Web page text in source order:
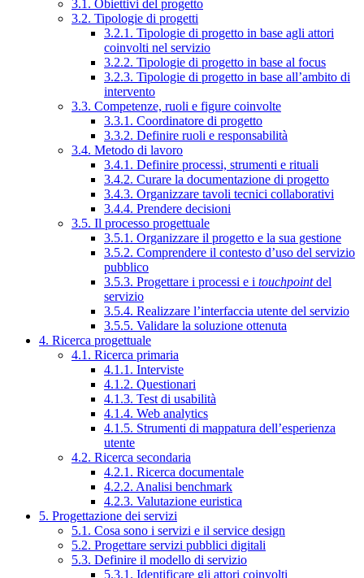
3.1. Obiettivi del progetto
3.2. Tipologie di progetti
3.2.1. Tipologie di progetto in base agli attori
coinvolti nel servizio
3.2.2. Tipologie di progetto in base al focus
3.2.3. Tipologie di progetto in base all’ambito di
intervento
3.3. Competenze, ruoli e figure coinvolte
3.3.1. Coordinatore di progetto
3.3.2. Definire ruoli e responsabilità
3.4. Metodo di lavoro
3.4.1. Definire processi, strumenti e rituali
3.4.2. Curare la documentazione di progetto
3.4.3. Organizzare tavoli tecnici collaborativi
3.4.4. Prendere decisioni
3.5. Il processo progettuale
3.5.1. Organizzare il progetto e la sua gestione
3.5.2. Comprendere il contesto d’uso del servizio
pubblico
3.5.3. Progettare i processi e i touchpointdel
servizio
3.5.4. Realizzare l’interfaccia utente del servizio
3.5.5. Validare la soluzione ottenuta
4. Ricerca progettuale
4.1. Ricerca primaria
4.1.1. Interviste
4.1.2. Questionari
4.1.3. Test di usabilità
4.1.4. Web analytics
4.1.5. Strumenti di mappatura dell’esperienza
utente
4.2. Ricerca secondaria
4.2.1. Ricerca documentale
4.2.2. Analisi benchmark
4.2.3. Valutazione euristica
5. Progettazione dei servizi
5.1. Cosa sono i servizi e il service design
5.2. Progettare servizi pubblici digitali
5.3. Definire il modello di servizio
5.3.1. Identificare gli attori coinvolti